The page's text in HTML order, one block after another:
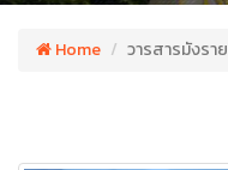
Home วารสารมังราย